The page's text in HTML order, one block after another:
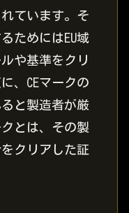
ています。そ
ためにはEU域
や基準をクリ
、CEマークの
と製造者が厳
とは、その製
クリアした証